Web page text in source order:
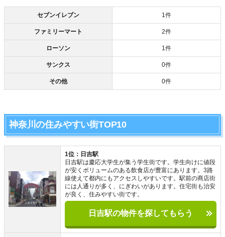
セブンイレブン 1件
ファミリーマート 2件
ローソン 1件
サンクス 0件
その他 0件
神奈川の住みやすい街TOP10
1位：日吉駅
日吉駅は慶応大学生が集う学生街です。学生向けに値段
が安くボリュームのある飲食店が豊富にあります。3路
線使えて都内にもアクセスしやすいです。駅前の商店街
には人通りが多く、にぎわいがあります。住宅街も治安
が良く、住みやすい街です。
日吉駅の物件を探してもらう